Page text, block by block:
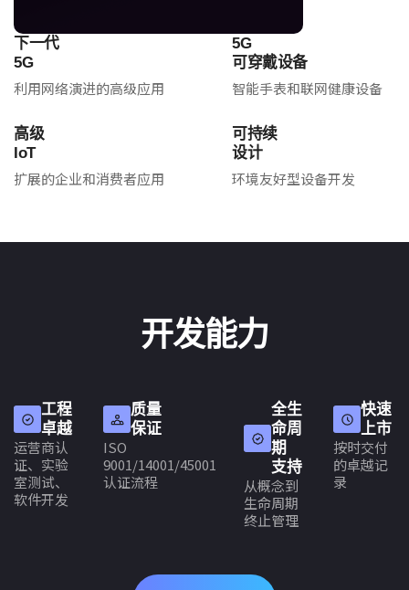
下一代
5G
利用网络演进的高级应用
5G
可穿戴设备
智能手表和联网健康设备
高级
IoT
扩展的企业和消费者应用
可持续
设计
环境友好型设备开发
开发能力
工程
卓越
运营商认
证、实验
室测试、
软件开发
质量
保证
ISO
9001/14001/45001
认证流程
全生
命周
期
支持
从概念到
生命周期
终止管理
快速
上市
按时交付
的卓越记
录